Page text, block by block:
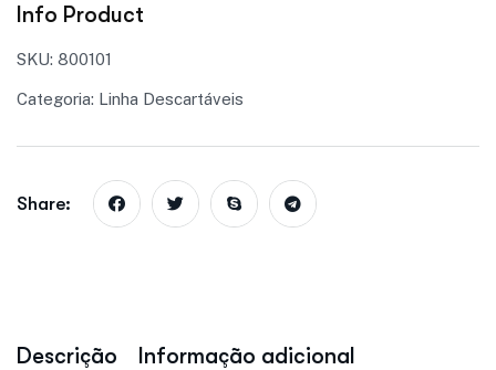
Info Product
SKU: 800101
Categoria: Linha Descartáveis
Share:
Descrição Informação adicional